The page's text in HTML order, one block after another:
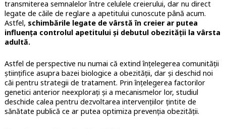
transmiterea semnalelor între celulele creierului, dar nu direct
legate de căile de reglare a apetitului cunoscute până acum.
Astfel, schimbările legate de vârstă în creier ar putea
influența controlul apetitului și debutul obezității la vârsta
adultă.
Astfel de perspective nu numai că extind înțelegerea comunității
științifice asupra bazei biologice a obezității, dar și deschid noi
căi pentru strategii de tratament. Prin înțelegerea factorilor
genetici anterior neexplorați și a mecanismelor lor, studiul
deschide calea pentru dezvoltarea intervențiilor țintite de
sănătate publică ce ar putea optimiza prevenția obezității.